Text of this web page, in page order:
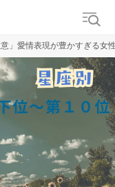
意」愛情表現が豊かすぎる女